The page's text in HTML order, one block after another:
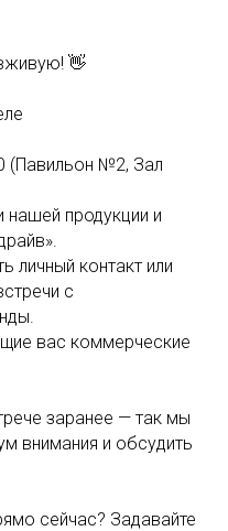
👋
(Павильон №2, Зал
продукции и
личный контакт или
с
вас коммерческие
заранее — так мы
внимания и обсудить
сейчас? Задавайте